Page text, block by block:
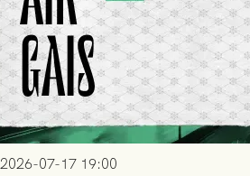
2026-07-17 19:00